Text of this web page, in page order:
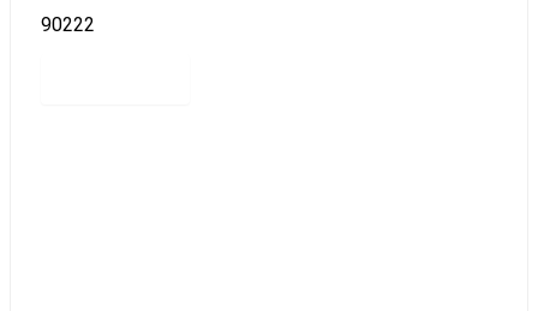
90222